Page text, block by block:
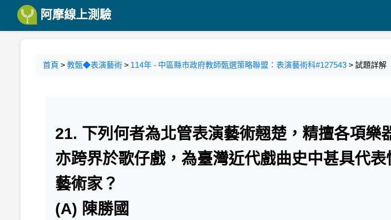
阿摩線上測驗
首頁 > 教甄◆表演藝術 > 114年 - 中區縣市政府教師甄選策略聯盟：表演藝術科#127543 > 試題詳解
21. 下列何者為北管表演藝術翹楚，精擅各項樂
亦跨界於歌仔戲，為臺灣近代戲曲史中甚具代表
藝術家？
(A) 陳勝國